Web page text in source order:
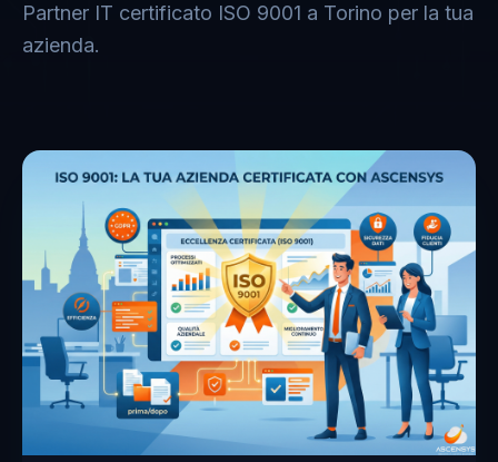
Partner IT certificato ISO 9001 a Torino per la tua
azienda.